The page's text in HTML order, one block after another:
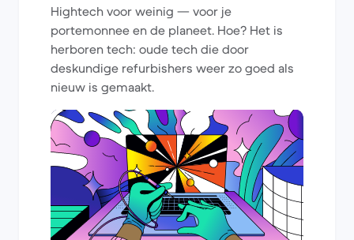
Hightech voor weinig — voor je
portemonnee en de planeet. Hoe? Het is
herboren tech: oude tech die door
deskundige refurbishers weer zo goed als
nieuw is gemaakt.